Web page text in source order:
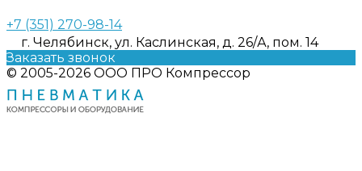
+7 (351) 270-98-14
г. Челябинск, ул. Каслинская, д. 26/А, пом. 14
Заказать звонок
© 2005-2026 ООО ПРО Компрессор